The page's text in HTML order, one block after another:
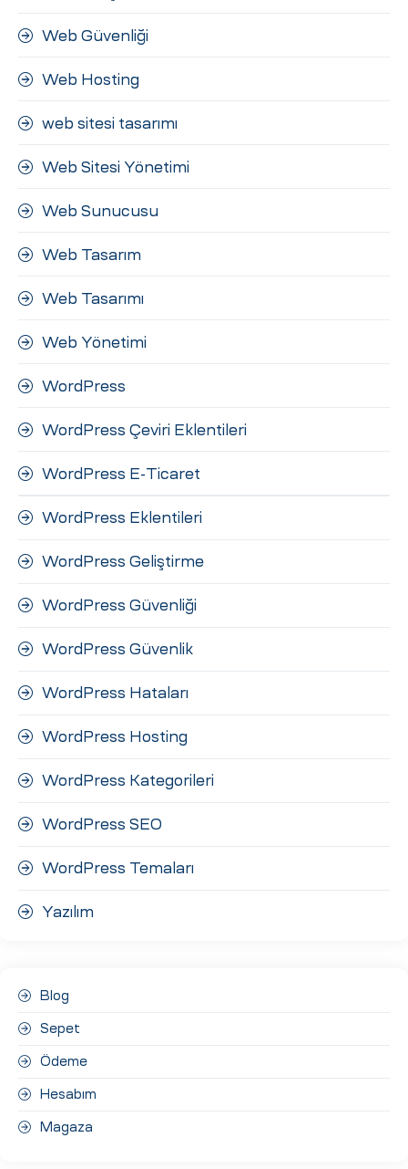
Web Güvenliği
Web Hosting
web sitesi tasarımı
Web Sitesi Yönetimi
Web Sunucusu
Web Tasarım
Web Tasarımı
Web Yönetimi
WordPress
WordPress Çeviri Eklentileri
WordPress E-Ticaret
WordPress Eklentileri
WordPress Geliştirme
WordPress Güvenliği
WordPress Güvenlik
WordPress Hataları
WordPress Hosting
WordPress Kategorileri
WordPress SEO
WordPress Temaları
Yazılım
Blog
Sepet
Ödeme
Hesabım
Magaza